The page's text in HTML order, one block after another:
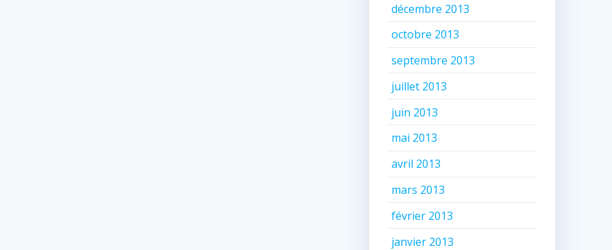
décembre 2013
octobre 2013
septembre 2013
juillet 2013
juin 2013
mai 2013
avril 2013
mars 2013
février 2013
janvier 2013